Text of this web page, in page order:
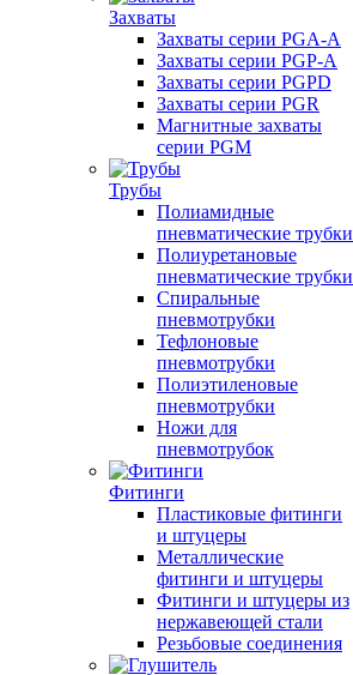
Захваты
Захваты серии PGA-A
Захваты серии PGP-A
Захваты серии PGPD
Захваты серии PGR
Магнитные захваты
серии PGM
Трубы
Полиамидные
пневматические трубки
Полиуретановые
пневматические трубки
Спиральные
пневмотрубки
Тефлоновые
пневмотрубки
Полиэтиленовые
пневмотрубки
Ножи для
пневмотрубок
Фитинги
Пластиковые фитинги
и штуцеры
Металлические
фитинги и штуцеры
Фитинги и штуцеры из
нержавеющей стали
Резьбовые соединения